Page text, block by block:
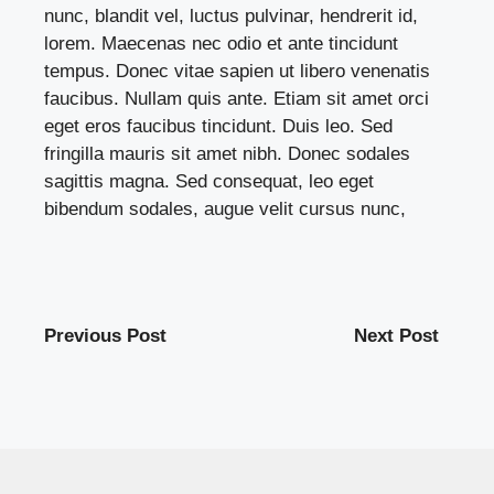
nunc, blandit vel, luctus pulvinar, hendrerit id,
lorem. Maecenas nec odio et ante tincidunt
tempus. Donec vitae sapien ut libero venenatis
faucibus. Nullam quis ante. Etiam sit amet orci
eget eros faucibus tincidunt. Duis leo. Sed
fringilla mauris sit amet nibh. Donec sodales
sagittis magna. Sed consequat, leo eget
bibendum sodales, augue velit cursus nunc,
Previous Post Next Post